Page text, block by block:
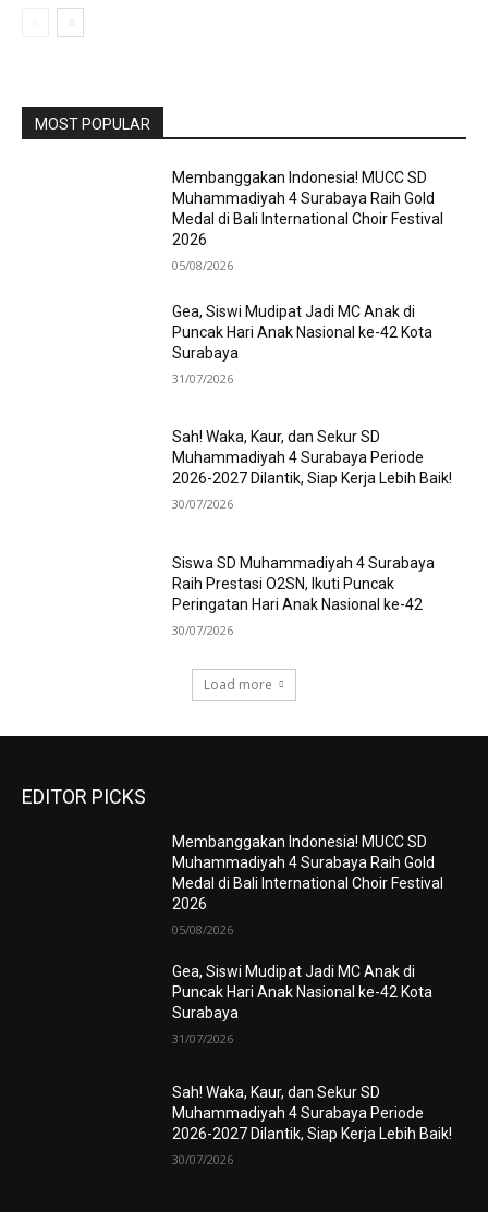
MOST POPULAR
Membanggakan Indonesia! MUCC SD
Muhammadiyah 4 Surabaya Raih Gold
Medal di Bali International Choir Festival
2026
05/08/2026
Gea, Siswi Mudipat Jadi MC Anak di
Puncak Hari Anak Nasional ke-42 Kota
Surabaya
31/07/2026
Sah! Waka, Kaur, dan Sekur SD
Muhammadiyah 4 Surabaya Periode
2026-2027 Dilantik, Siap Kerja Lebih Baik!
30/07/2026
Siswa SD Muhammadiyah 4 Surabaya
Raih Prestasi O2SN, Ikuti Puncak
Peringatan Hari Anak Nasional ke-42
30/07/2026
Load more
EDITOR PICKS
Membanggakan Indonesia! MUCC SD
Muhammadiyah 4 Surabaya Raih Gold
Medal di Bali International Choir Festival
2026
05/08/2026
Gea, Siswi Mudipat Jadi MC Anak di
Puncak Hari Anak Nasional ke-42 Kota
Surabaya
31/07/2026
Sah! Waka, Kaur, dan Sekur SD
Muhammadiyah 4 Surabaya Periode
2026-2027 Dilantik, Siap Kerja Lebih Baik!
30/07/2026